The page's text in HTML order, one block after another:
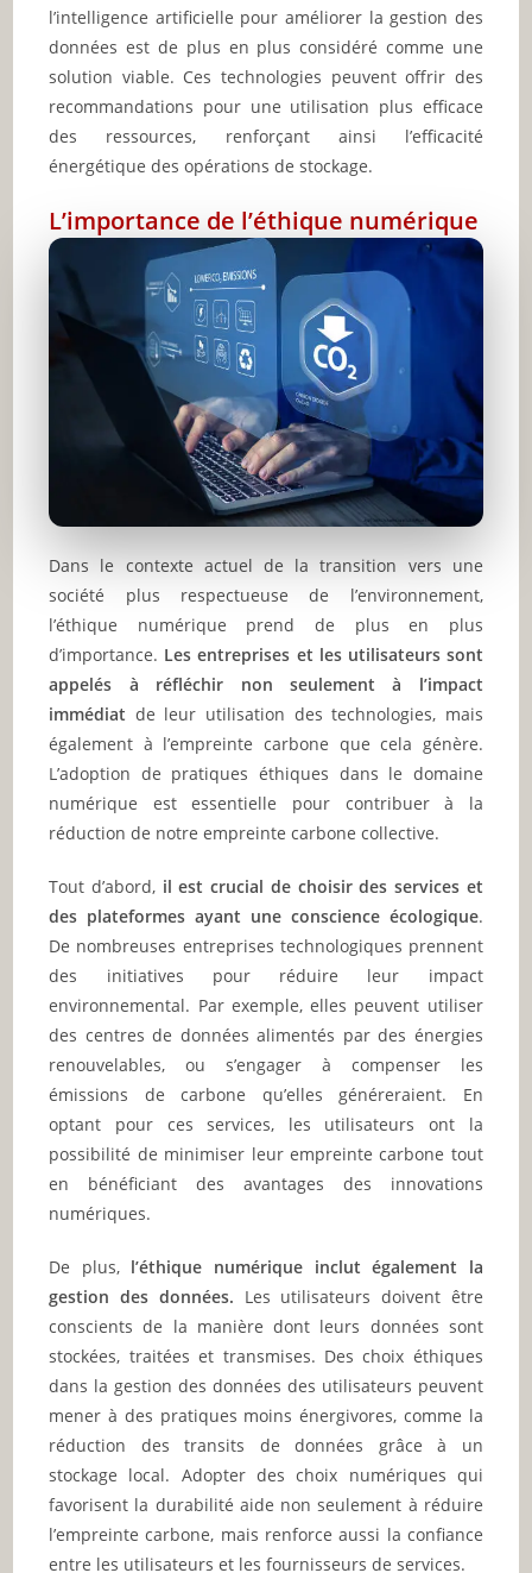
l’intelligence artificielle pour améliorer la gestion des
données est de plus en plus considéré comme une
solution viable. Ces technologies peuvent offrir des
recommandations pour une utilisation plus efficace
des ressources, renforçant ainsi l’efficacité
énergétique des opérations de stockage.
L’importance de l’éthique numérique
Dans le contexte actuel de la transition vers une
société plus respectueuse de l’environnement,
l’éthique numérique prend de plus en plus
d’importance. Les entreprises et les utilisateurs sont
appelés à réfléchir non seulement à l’impact
immédiat de leur utilisation des technologies, mais
également à l’empreinte carbone que cela génère.
L’adoption de pratiques éthiques dans le domaine
numérique est essentielle pour contribuer à la
réduction de notre empreinte carbone collective.
Tout d’abord, il est crucial de choisir des services et
des plateformes ayant une conscience écologique.
De nombreuses entreprises technologiques prennent
des initiatives pour réduire leur impact
environnemental. Par exemple, elles peuvent utiliser
des centres de données alimentés par des énergies
renouvelables, ou s’engager à compenser les
émissions de carbone qu’elles généreraient. En
optant pour ces services, les utilisateurs ont la
possibilité de minimiser leur empreinte carbone tout
en bénéficiant des avantages des innovations
numériques.
De plus, l’éthique numérique inclut également la
gestion des données. Les utilisateurs doivent être
conscients de la manière dont leurs données sont
stockées, traitées et transmises. Des choix éthiques
dans la gestion des données des utilisateurs peuvent
mener à des pratiques moins énergivores, comme la
réduction des transits de données grâce à un
stockage local. Adopter des choix numériques qui
favorisent la durabilité aide non seulement à réduire
l’empreinte carbone, mais renforce aussi la confiance
entre les utilisateurs et les fournisseurs de services.